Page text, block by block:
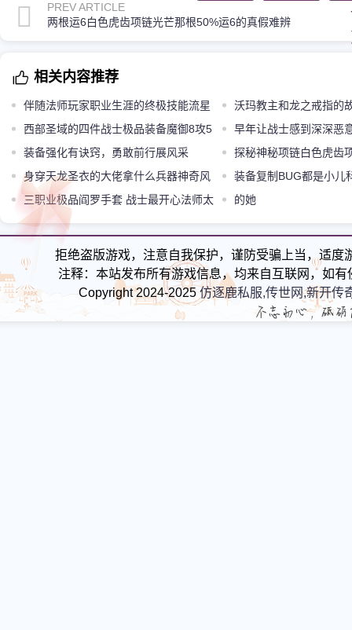
PREV ARTICLE
两根运6白色虎齿项链光芒那根50%运6的真假难辨
相关内容推荐
伴随法师玩家职业生涯的终极技能流星
火雨
沃玛教主和龙之戒指的
西部圣域的四件战士极品装备魔御8攻5
天魔属性逆天
早年让战士感到深深恶
师乐开了花
装备强化有诀窍，勇敢前行展风采
探秘神秘项链白色虎齿
身穿天龙圣衣的大佬拿什么兵器神奇风
云有攻42屠龙
装备复制BUG都是小儿
就能挖特戒
三职业极品阎罗手套 战士最开心法师太
尴尬
的她
拒绝盗版游戏，注意自我保护，谨防受骗上当，适
注释：本站发布所有游戏信息，均来自互联网，如
Copyright 2024-2025仿逐鹿私服,传世网,新开传